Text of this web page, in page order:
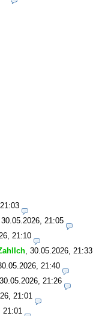
30.05.2026, 21:05
21:10
30.05.2026, 21:33
21:40
30.05.2026, 21:26
21:01
21:01